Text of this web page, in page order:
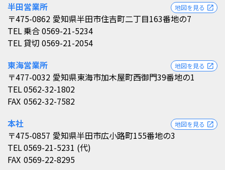
半田営業所
〒475-0862 愛知県半田市住吉町二丁目163番地の7
地図を見る open_in_new
TEL乗合 0569-21-5234
TEL貸切 0569-21-2054
東海営業所
〒477-0032 愛知県東海市加木屋町西御門39番地の1
地図を見る open_in_new
TEL0562-32-1802
FAX 0562-32-7582
本社
〒475-0857 愛知県半田市広小路町155番地の3
地図を見る open_in_new
TEL0569-21-5231 (代)
FAX 0569-22-8295